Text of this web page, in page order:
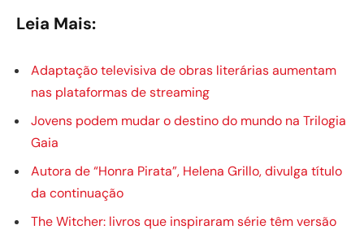
Leia Mais:
Adaptação televisiva de obras literárias aumentam
nas plataformas de streaming
Jovens podem mudar o destino do mundo na Trilogia
Gaia
Autora de “Honra Pirata”, Helena Grillo, divulga título
da continuação
The Witcher: livros que inspiraram série têm versão